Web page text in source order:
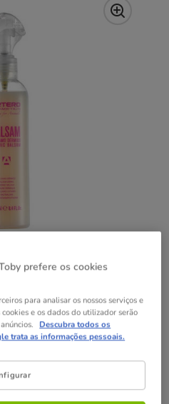
l
prefere os cookies
para analisar os nossos serviços e
e os dados do utilizador serão
Descubra todos os
trata as informações pessoais.